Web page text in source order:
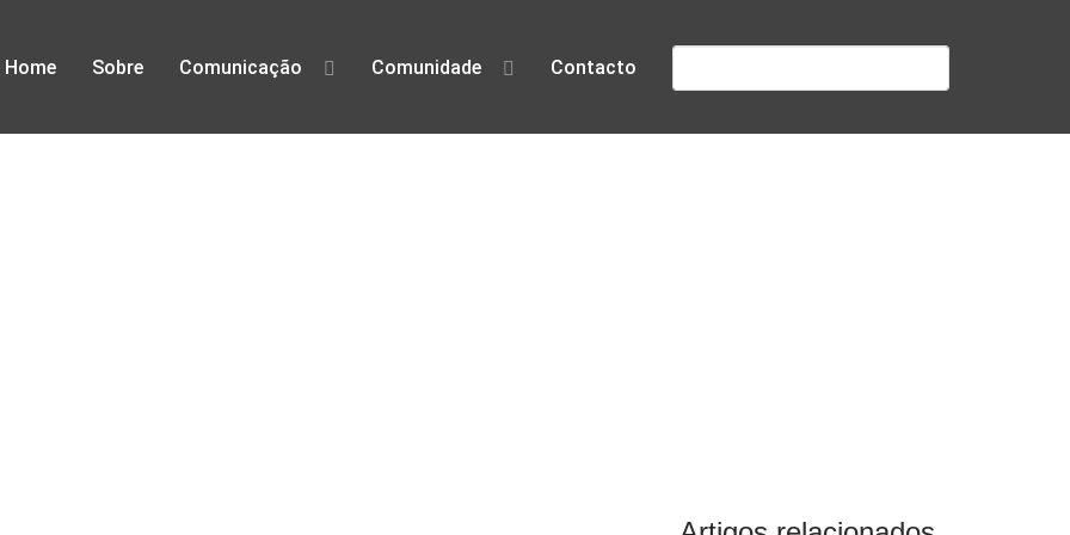
Home Sobre Comunicação Comunidade Contacto